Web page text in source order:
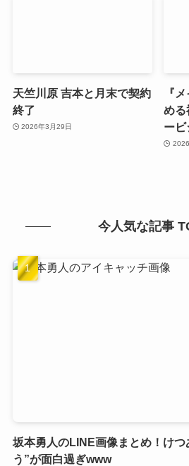
天竺川原 吉本と月末で契約
終了
2026年3月29日
『
める
ービ
今人気な記事
坂本勇人のLINE画像まとめ！け
う”が面白過ぎwww